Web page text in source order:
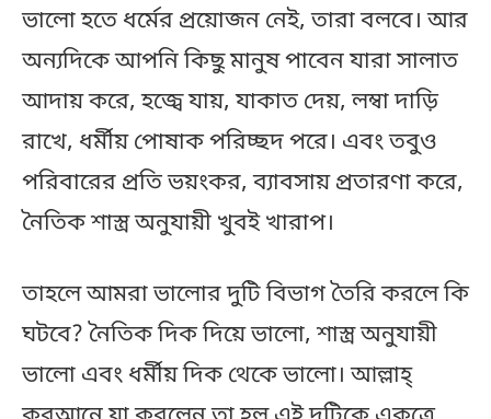
ভালো হতে ধর্মের প্রয়োজন নেই, তারা বলবে। আর
অন্যদিকে আপনি কিছু মানুষ পাবেন যারা সালাত
আদায় করে, হজ্বে যায়, যাকাত দেয়, লম্বা দাড়ি
রাখে, ধর্মীয় পোষাক পরিচ্ছদ পরে। এবং তবুও
পরিবারের প্রতি ভয়ংকর, ব্যাবসায় প্রতারণা করে,
নৈতিক শাস্ত্র অনুযায়ী খুবই খারাপ।
তাহলে আমরা ভালোর দুটি বিভাগ তৈরি করলে কি
ঘটবে? নৈতিক দিক দিয়ে ভালো, শাস্ত্র অনুযায়ী
ভালো এবং ধর্মীয় দিক থেকে ভালো। আল্লাহ্‌